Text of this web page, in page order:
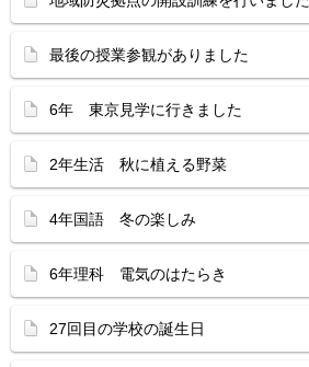
最後の授業参観がありました
6年 東京見学に行きました
2年生活 秋に植える野菜
4年国語 冬の楽しみ
6年理科 電気のはたらき
27回目の学校の誕生日